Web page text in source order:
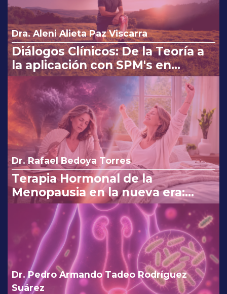
Dra. Aleni Alieta Paz Viscarra
Diálogos Clínicos: De la Teoría a
la aplicación con SPM's en
Osteoartritis
Dr. Rafael Bedoya Torres
Terapia Hormonal de la
Menopausia en la nueva era:
reinterpretando los cambios de
la FDA.
Dr. Pedro Armando Tadeo Rodríguez
Suárez